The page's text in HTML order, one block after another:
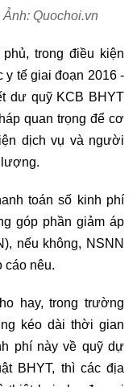
Quochoi.vn
trong điều kiện
y tế giai đoạn 2016 -
dư quỹ KCB BHYT
quan trọng để cơ
dịch vụ và người
toán số kinh phí
góp phần giảm áp
nếu không, NSNN
cáo nêu.
hay, trong trường
kéo dài thời gian
phí này về quỹ dự
BHYT, thì các địa